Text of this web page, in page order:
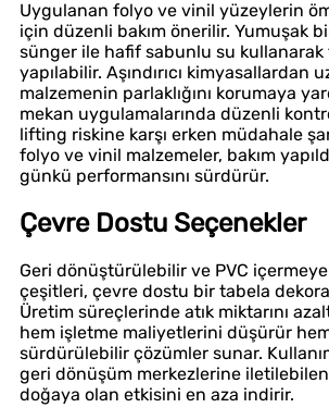
Uygulanan folyo ve vinil yüzeylerin
için düzenli bakım önerilir. Yumuşak
sünger ile hafif sabunlu su kullanarak
yapılabilir. Aşındırıcı kimyasallardan
malzemenin parlaklığını korumaya
mekan uygulamalarında düzenli
lifting riskine karşı erken müdahale
folyo ve vinil malzemeler, bakım
günkü performansını sürdürür.
Çevre Dostu Seçenekler
Geri dönüştürülebilir ve PVC
çeşitleri, çevre dostu bir tabela
Üretim süreçlerinde atık miktarını
hem işletme maliyetlerini düşürür
sürdürülebilir çözümler sunar.
geri dönüşüm merkezlerine
doğaya olan etkisini en aza indirir.